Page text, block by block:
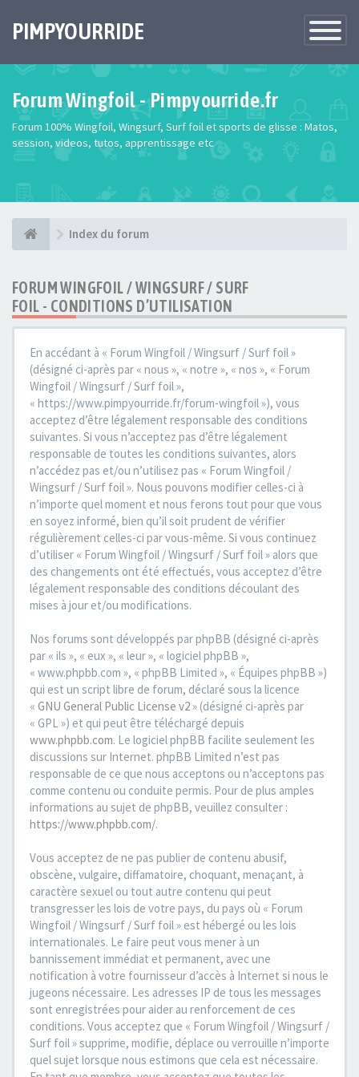
Toggle
PIMPYOURRIDE
Forum Wingfoil - Pimpyourride.fr
Forum 100% Wingfoil, Wingsurf, Surf foil et sports de glisse : Matos,
session, videos, tutos, apprentissage etc
Index du forum
FORUM WINGFOIL / WINGSURF / SURF
FOIL - CONDITIONS D’UTILISATION
En accédant à « Forum Wingfoil / Wingsurf / Surf foil »
(désigné ci-après par « nous », « notre », « nos », « Forum
Wingfoil / Wingsurf / Surf foil »,
« https://www.pimpyourride.fr/forum-wingfoil »), vous
acceptez d’être légalement responsable des conditions
suivantes. Si vous n’acceptez pas d’être légalement
responsable de toutes les conditions suivantes, alors
n’accédez pas et/ou n’utilisez pas « Forum Wingfoil /
Wingsurf / Surf foil ». Nous pouvons modifier celles-ci à
n’importe quel moment et nous ferons tout pour que vous
en soyez informé, bien qu’il soit prudent de vérifier
régulièrement celles-ci par vous-même. Si vous continuez
d’utiliser « Forum Wingfoil / Wingsurf / Surf foil » alors que
des changements ont été effectués, vous acceptez d’être
légalement responsable des conditions découlant des
mises à jour et/ou modifications.
Nos forums sont développés par phpBB (désigné ci-après
par « ils », « eux », « leur », « logiciel phpBB »,
« www.phpbb.com », « phpBB Limited », « Équipes phpBB »)
qui est un script libre de forum, déclaré sous la licence
« GNU General Public License v2» (désigné ci-après par
« GPL ») et qui peut être téléchargé depuis
www.phpbb.com. Le logiciel phpBB facilite seulement les
discussions sur Internet. phpBB Limited n’est pas
responsable de ce que nous acceptons ou n’acceptons pas
comme contenu ou conduite permis. Pour de plus amples
informations au sujet de phpBB, veuillez consulter :
https://www.phpbb.com/.
Vous acceptez de ne pas publier de contenu abusif,
obscène, vulgaire, diffamatoire, choquant, menaçant, à
caractère sexuel ou tout autre contenu qui peut
transgresser les lois de votre pays, du pays où « Forum
Wingfoil / Wingsurf / Surf foil » est hébergé ou les lois
internationales. Le faire peut vous mener à un
bannissement immédiat et permanent, avec une
notification à votre fournisseur d’accès à Internet si nous le
jugeons nécessaire. Les adresses IP de tous les messages
sont enregistrées pour aider au renforcement de ces
conditions. Vous acceptez que « Forum Wingfoil / Wingsurf /
Surf foil » supprime, modifie, déplace ou verrouille n’importe
quel sujet lorsque nous estimons que cela est nécessaire.